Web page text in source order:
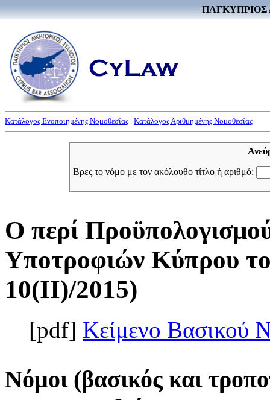
ΠΑΓΚΥΠΡΙΟΣ
Κατάλογος Ενοποιημένης Νομοθεσίας Κατάλογος Αριθμημένης Νομοθεσίας
Βρες το νόμο με τον ακόλουθο τίτλο ή αριθμό:
Ο περί
Υποτροφιών Κύπρου
10(II)/2015)
[pdf] Κείμενο Βασικού
Νόμοι (βασικός και